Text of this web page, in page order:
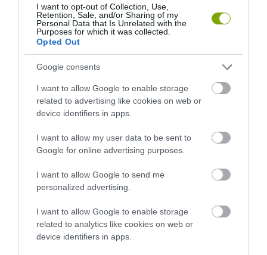
I want to opt-out of Collection, Use,
Retention, Sale, and/or Sharing of my
Personal Data that Is Unrelated with the
Purposes for which it was collected.
Opted Out
Google consents
I want to allow Google to enable storage
related to advertising like cookies on web or
device identifiers in apps.
I want to allow my user data to be sent to
Google for online advertising purposes.
I want to allow Google to send me
personalized advertising.
I want to allow Google to enable storage
related to analytics like cookies on web or
device identifiers in apps.